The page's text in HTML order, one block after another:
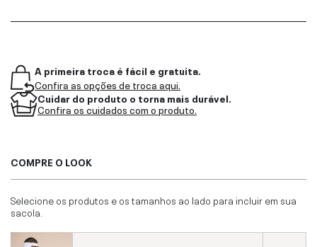
A primeira troca é fácil e gratuita.
Confira as opções de troca aqui.
Cuidar do produto o torna mais durável.
Confira os cuidados com o produto.
COMPRE O LOOK
Selecione os produtos e os tamanhos ao lado para incluir em sua
sacola.